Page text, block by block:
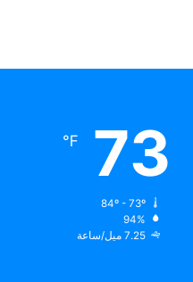
73
℉
94%
7.25 ميل/ساعة